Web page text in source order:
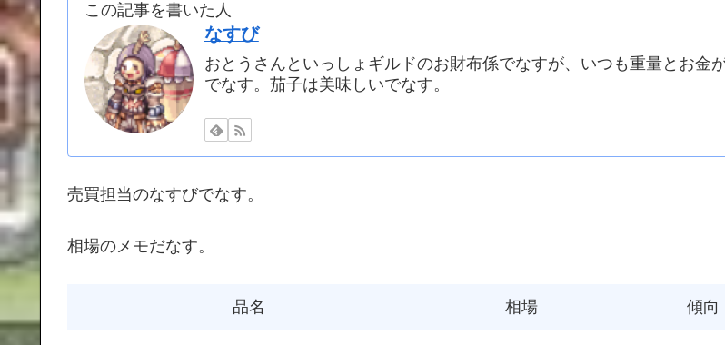
この記事を書いた人
なすび
おとうさんといっしょギルドのお財布係でなすが、いつも重量とお金
でなす。茄子は美味しいでなす。
売買担当のなすびでなす。
相場のメモだなす。
品名 相場 傾向